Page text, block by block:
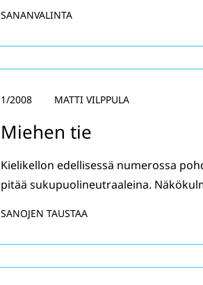
SANANVALINTA
Miehen tie
1/2008 MATTI VILPPULA
Kielikellon edellisessä numerossa
pitää sukupuolineutraaleina.
SANOJEN TAUSTAA